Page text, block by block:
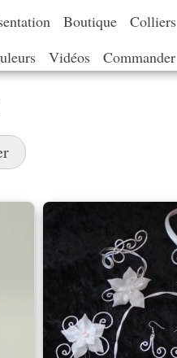
Boutique Colliers
Vidéos Commander